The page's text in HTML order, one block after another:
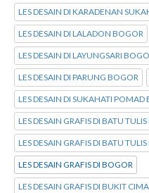
LES DESAIN DI KARADENAN
LES DESAIN DI LALADON BOGOR
LES DESAIN DI LAYUNGSARI
LES DESAIN DI PARUNG BOGOR
LES DESAIN DI SUKAHATI POMAD
LES DESAIN GRAFIS DI BATU
LES DESAIN GRAFIS DI BATU
LES DESAIN GRAFIS DI BOGOR
LES DESAIN GRAFIS DI BUKIT